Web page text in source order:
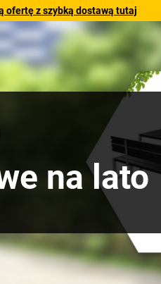
ofertę z szybką dostawą tutaj
na lato